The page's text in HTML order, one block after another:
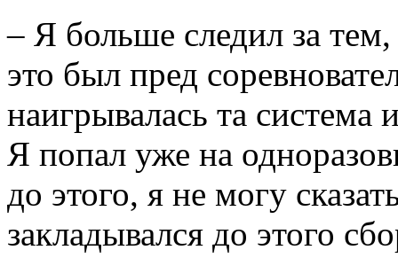
– Я больше следил за
это был пред
наигрывалась та система
Я попал уже на
до этого, я не могу
закладывался до этого